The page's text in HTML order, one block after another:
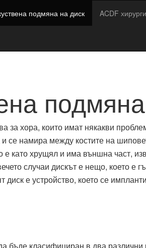
подмяна на диск ACDF
за хора, които имат някакви
се намира между костите на
е като хрущял и има външна част,
случаи дискът е нещо, което е
диск е устройство, което се